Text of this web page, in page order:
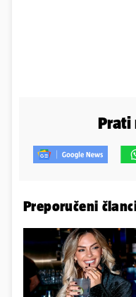
Prati
Preporučeni